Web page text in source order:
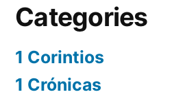
Categories
1 Corintios
1 Crónicas